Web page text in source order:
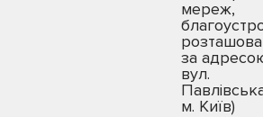
мереж,
за
вул.
м. Київ)